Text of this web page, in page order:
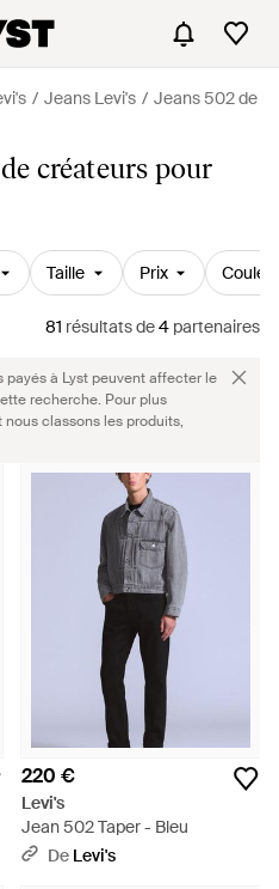
Jeans Levi's
Jeans 502 de
créateurs pour
Taille Prix
81 résultatsde4 partenaires
à Lyst peuvent affecter le
recherche. Pour plus
classons les produits,
220 €
Levi's
Jean 502 Taper - Bleu
De Levi's